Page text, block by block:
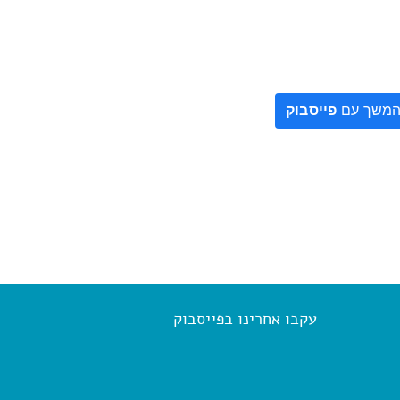
המשך עם פייסבוק
עקבו אחרינו בפייסבוק